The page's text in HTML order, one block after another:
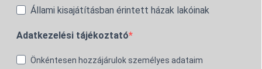
Állami kisajátításban érintett házak lakóinak
Adatkezelési tájékoztató
Önkéntesen hozzájárulok személyes adataim